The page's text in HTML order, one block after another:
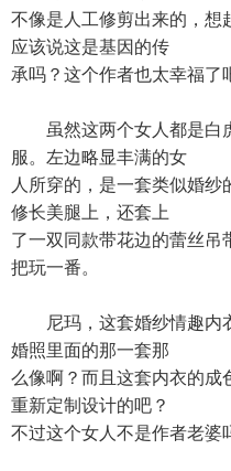
不像是人工修剪出来的，想
应该说这是基因的传
承吗？这个作者也太幸福了
虽然这两个女人都是白
服。左边略显丰满的女
人所穿的，是一套类似婚
修长美腿上，还套上
了一双同款带花边的蕾丝吊
把玩一番。
尼玛，这套婚纱情趣内
婚照里面的那一套那
么像啊？而且这套内衣的成
重新定制设计的吧？
不过这个女人不是作者老婆